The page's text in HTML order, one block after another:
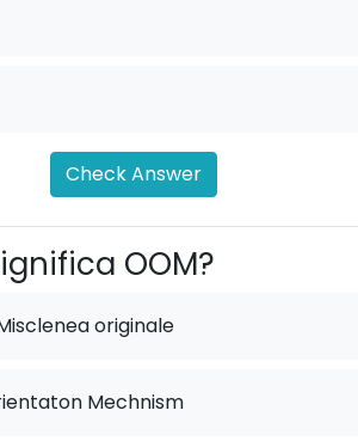
Check Answer
OOM?
originale
Mechnism